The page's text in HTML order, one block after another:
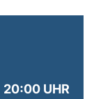
20:00 UHR